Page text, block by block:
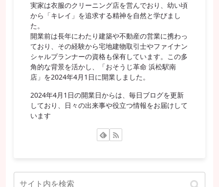
実家は衣服のクリーニング店を営んでおり、幼い頃
から「キレイ」を追求する精神を自然と学びまし
た。
開業前は長年にわたり建築や不動産の営業に携わっ
ており、その経験から宅地建物取引士やファイナン
シャルプランナーの資格も保有しています。この多
角的な背景を活かし、「おそうじ革命 浜松駅南
店」を2024年4月1日に開業しました。
2024年4月1日の開業日からは、毎日ブログを更新
しており、日々の出来事や役立つ情報をお届けして
います